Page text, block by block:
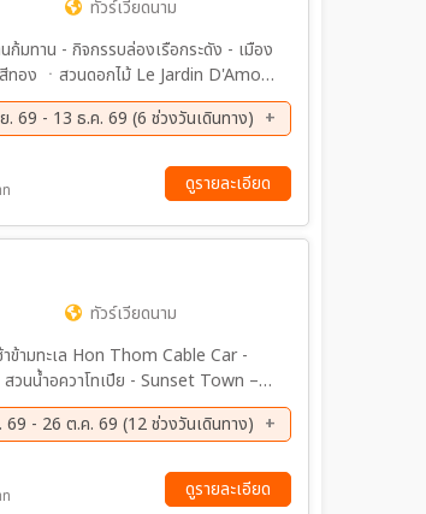
ทัวร์เวียดนาม
ก้มทาน - กิจกรรบล่องเรือกระดัง - เมือง
ทอง ㆍสวนดอกไม้ Le Jardin D'Amour
APEC Parkㆍ วัดอิมหลินอึ้งㆍSon
รักㆍเดินทางกลับโดยเที่ยวบิน EK371
. 69 - 13 ธ.ค. 69 (6 ช่วงวันเดินทาง)
11 ธ.ค. 69 - 13 ธ.ค. 69
ดูรายละเอียด
ทัวร์เวียดนาม
ข้ามทะเล Hon Thom Cable Car -
Sea Shell Aquarium - Grand
69 - 26 ต.ค. 69 (12 ช่วงวันเดินทาง)
23 ก.ย. 69 - 25 ก.ย. 69
ดูรายละเอียด